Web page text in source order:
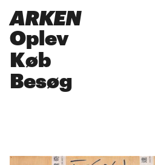
ARKEN
Oplev
Køb
Besøg